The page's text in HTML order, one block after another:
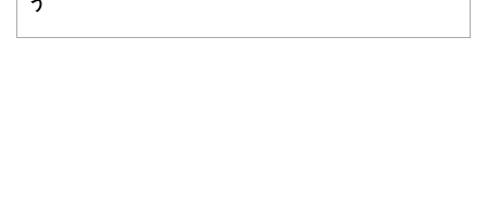
をわかりやすく発信している点です。